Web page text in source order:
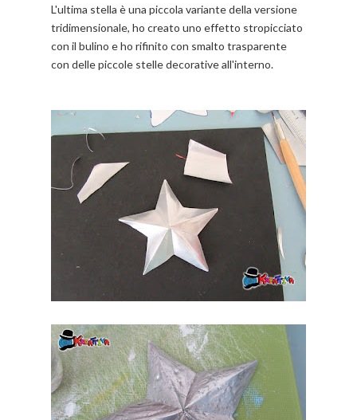
L'ultima stella è una piccola variante della versione
tridimensionale, ho creato uno effetto stropicciato
con il bulino e ho rifinito con smalto trasparente
con delle piccole stelle decorative all'interno.